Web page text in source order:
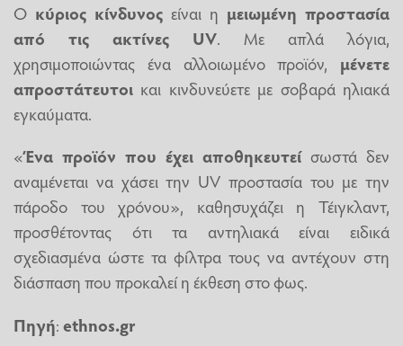
Ο κύριος κίνδυνος είναι η μειωμένη προστασία
από τις ακτίνες UV. Με απλά λόγια,
χρησιμοποιώντας ένα αλλοιωμένο προϊόν, μένετε
απροστάτευτοι και κινδυνεύετε με σοβαρά ηλιακά
εγκαύματα.
«Ένα προϊόν που έχει αποθηκευτείσωστά δεν
αναμένεται να χάσει την UV προστασία του με την
πάροδο του χρόνου», καθησυχάζει η Τέιγκλαντ,
προσθέτοντας ότι τα αντηλιακά είναι ειδικά
σχεδιασμένα ώστε τα φίλτρα τους να αντέχουν στη
διάσπαση που προκαλεί η έκθεση στο φως.
Πηγή:ethnos.gr